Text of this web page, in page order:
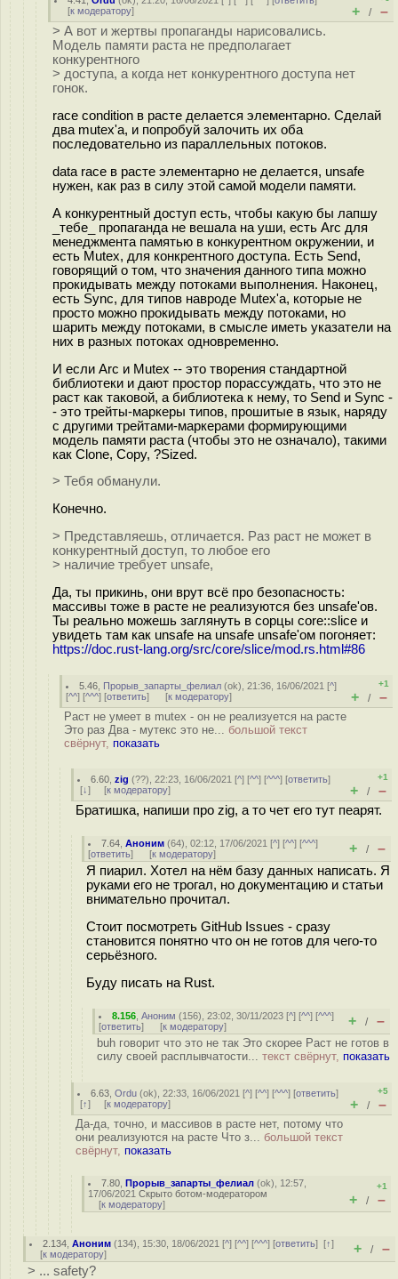
[к модератору] + / –
> А вот и жертвы пропаганды нарисовались.
Модель памяти раста не предполагает
конкурентного
> доступа, а когда нет конкурентного доступа нет
гонок.
race condition в расте делается элементарно. Сделай
два mutex'а, и попробуй залочить их оба
последовательно из параллельных потоков.
data race в расте элементарно не делается, unsafe
нужен, как раз в силу этой самой модели памяти.
А конкурентный доступ есть, чтобы какую бы лапшу
_тебе_ пропаганда не вешала на уши, есть Arc для
менеджмента памятью в конкурентном окружении, и
есть Mutex, для конкрентного доступа. Есть Send,
говорящий о том, что значения данного типа можно
прокидывать между потоками выполнения. Наконец,
есть Sync, для типов навроде Mutex'а, которые не
просто можно прокидывать между потоками, но
шарить между потоками, в смысле иметь указатели на
них в разных потоках одновременно.
И если Arc и Mutex -- это творения стандартной
библиотеки и дают простор порассуждать, что это не
раст как таковой, а библиотека к нему, то Send и Sync -
- это трейты-маркеры типов, прошитые в язык, наряду
с другими трейтами-маркерами формирующими
модель памяти раста (чтобы это не означало), такими
как Clone, Copy, ?Sized.
> Тебя обманули.
Конечно.
> Представляешь, отличается. Раз раст не может в
конкурентный доступ, то любое его
> наличие требует unsafe,
Да, ты прикинь, они врут всё про безопасность:
массивы тоже в расте не реализуются без unsafe'ов.
Ты реально можешь заглянуть в сорцы core::slice и
увидеть там как unsafe на unsafe unsafe'ом погоняет:
https://doc.rust-lang.org/src/core/slice/mod.rs.html#86
5.46 Прорыв_запарты_фелиал (ok), 21:36, 16/06/2021 [^]
[^^] [^^^] [ответить] [к модератору]
+1
+ / –
Раст не умеет в mutex - он не реализуется на расте
Это раз Два - мутекс это не... большой текст
свёрнут, показать
6.60 ,zig (??), 22:23, 16/06/2021 [^] [^^] [^^^] [ответить]
[↓] [к модератору]
+1
+ / –
Братишка, напиши про zig, а то чет его тут пеарят.
7.64 ,Аноним (64), 02:12, 17/06/2021 [^] [^^] [^^^]
[ответить] [к модератору] + / –
Я пиарил. Хотел на нём базу данных написать. Я
руками его не трогал, но документацию и статьи
внимательно прочитал.
Стоит посмотреть GitHub Issues - сразу
становится понятно что он не готов для чего-то
серьёзного.
Буду писать на Rust.
8.156 ,Аноним (156), 23:02, 30/11/2023 [^] [^^] [^^^]
[ответить] [к модератору] + / –
buh говорит что это не так Это скорее Раст не готов в
силу своей расплывчатости... текст свёрнут, показать
6.63 ,Ordu (ok), 22:33, 16/06/2021 [^] [^^] [^^^] [ответить]
[↑] [к модератору]
+5
+ / –
Да-да, точно, и массивов в расте нет, потому что
они реализуются на расте Что з... большой текст
свёрнут, показать
7.80 ,Прорыв_запарты_фелиал (ok), 12:57,
17/06/2021 Скрыто ботом-модератором
[к модератору]
+1
+ / –
2.134 ,Аноним (134), 15:30, 18/06/2021 [^] [^^] [^^^] [ответить][↑]
[к модератору] + / –
> ... safety?